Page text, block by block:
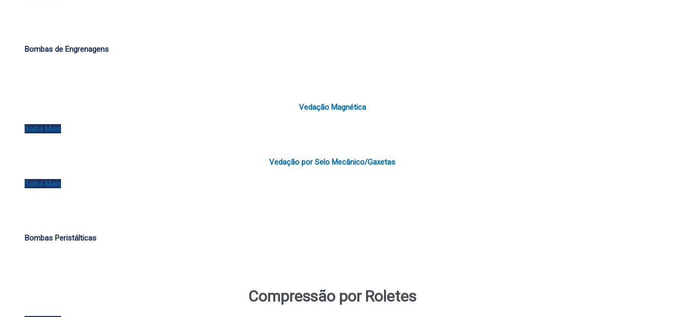
Bombas de Engrenagens
Vedação Magnética
Saiba Mais
Vedação por Selo Mecânico/Gaxetas
Saiba Mais
Bombas Peristálticas
Compressão por Roletes